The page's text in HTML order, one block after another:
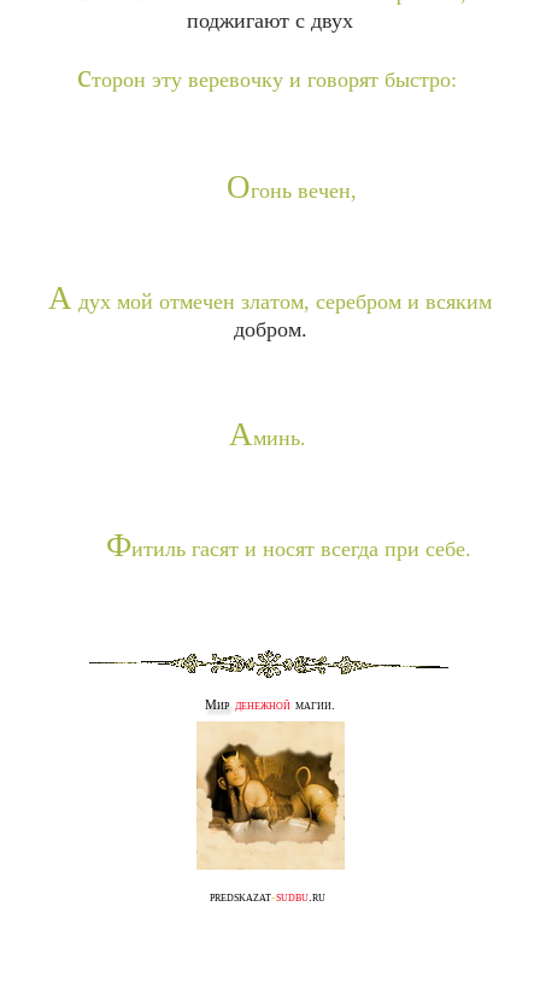
поджигают с двух
сторон эту веревочку и говорят быстро:
Огонь вечен,
А дух мой отмечен златом, серебром и всяким
добром.
Аминь.
Фитиль гасят и носят всегда при себе.
Мир денежноймагии.
predskazat-sudbu.ru